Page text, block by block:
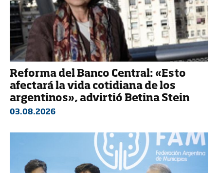
Reforma del Banco Central: «Esto
afectará la vida cotidiana de los
argentinos», advirtió Betina Stein
03.08.2026